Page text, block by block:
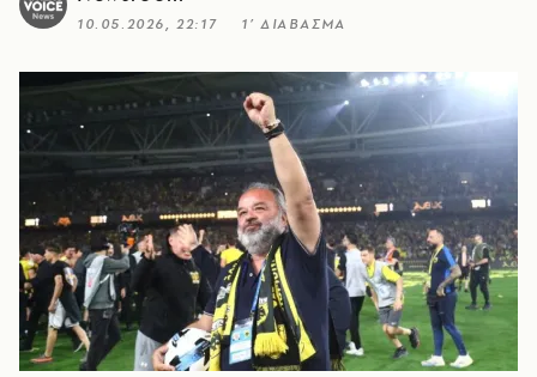
10.05.2026, 22:17 1’ ΔΙΑΒΑΣΜΑ